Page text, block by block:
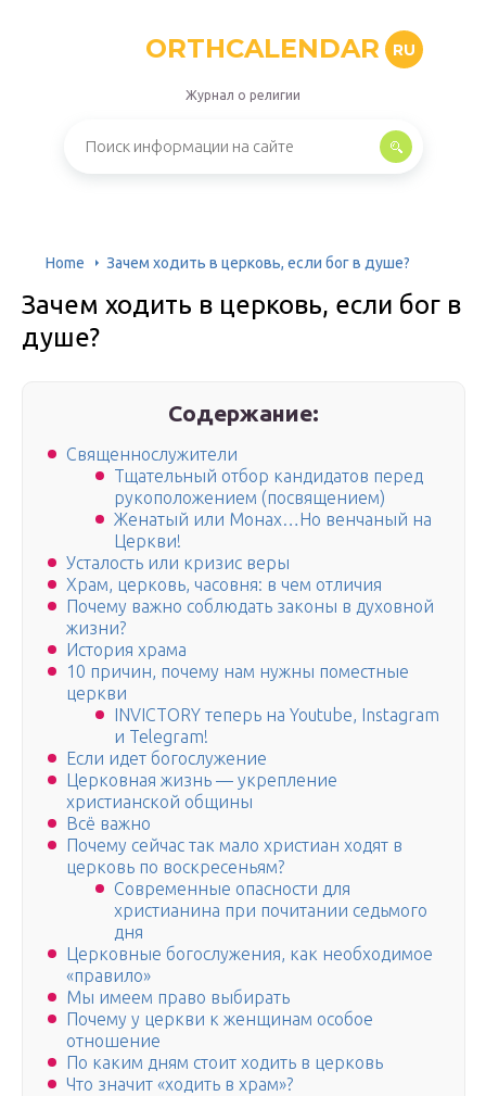
ORTHCALENDAR RU
Журнал о религии
Home Зачем ходить в церковь, если бог в душе?
Зачем ходить в церковь, если бог в
душе?
Содержание:
Священнослужители
Тщательный отбор кандидатов перед
рукоположением (посвящением)
Женатый или Монах…Но венчаный на
Церкви!
Усталость или кризис веры
Храм, церковь, часовня: в чем отличия
Почему важно соблюдать законы в духовной
жизни?
История храма
10 причин, почему нам нужны поместные
церкви
INVICTORY теперь на Youtube, Instagram
и Telegram!
Если идет богослужение
Церковная жизнь — укрепление
христианской общины
Всё важно
Почему сейчас так мало христиан ходят в
церковь по воскресеньям?
Современные опасности для
христианина при почитании седьмого
дня
Церковные богослужения, как необходимое
«правило»
Мы имеем право выбирать
Почему у церкви к женщинам особое
отношение
По каким дням стоит ходить в церковь
Что значит «ходить в храм»?